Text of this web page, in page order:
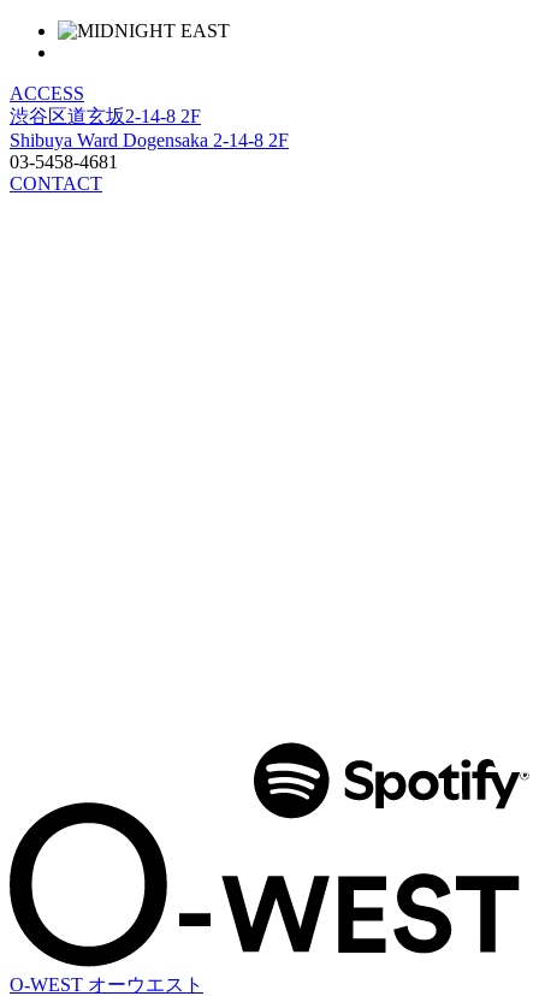
ACCESS
渋谷区道玄坂2-14-8 2F
Shibuya Ward Dogensaka 2-14-8 2F
03-5458-4681
CONTACT
O-WEST オーウエスト